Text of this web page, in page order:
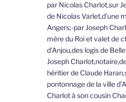
par Nicolas Charlot,sur
de Nicolas Varlet,d’une
Angers;-par Joseph
mère du Roi et valet de
d’Anjou,des logis de
Joseph
héritier de Claude
pontonnage de la ville
Charlot à son cousin